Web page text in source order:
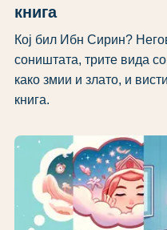
книга
Кој бил Ибн Сирин?
соништата, трите вида
како змии и злато, и
книга.